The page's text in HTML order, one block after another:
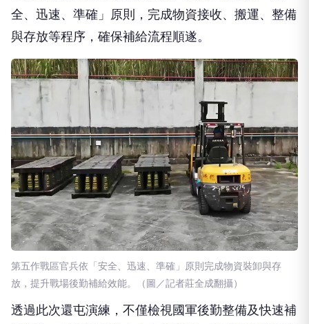
全、迅速、準確」原則，完成物資接收、搬運、整備
與存放等程序，確保補給流程順遂。
第五作戰區官兵依「安全、迅速、準確」原則完成物資裝卸與存
放，提升戰場後勤補給效能。（圖／記者莊全成翻攝）
透過此次還屯演練，不僅檢視國軍後勤整備及快速補